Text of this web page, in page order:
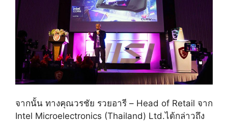
จากนั้น ทางคุณวรชัย รวยอารี – Head of Retail จาก
Intel Microelectronics (Thailand) Ltd.ได้กล่าวถึง